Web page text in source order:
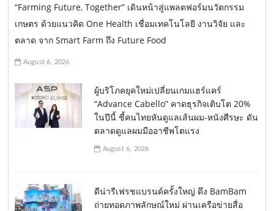
“Farming Future, Together” เดินหน้าสู่แพลตฟอร์มนวัตกรรม
เกษตร ด้วยแนวคิด One Health เชื่อมเทคโนโลยี งานวิจัย และ
ตลาด จาก Smart Farm ถึง Future Food
August 6, 2026
ผู้บริโภคยุคใหม่เปลี่ยนเกมแฮร์แคร์
“Advance Cabello” คาดธุรกิจเติบโต 20%
ในปีนี้ ชี้คนไทยหันดูแลเส้นผม-หนังศีรษะ ดัน
ตลาดดูแลผมมืออาชีพโตแรง
August 6, 2026
ดีน่ารีเฟรชแบรนด์ครั้งใหญ่ ดึง BamBam
ถ่ายทอดภาพลักษณ์ใหม่ ผ่านเครือข่ายสื่อ